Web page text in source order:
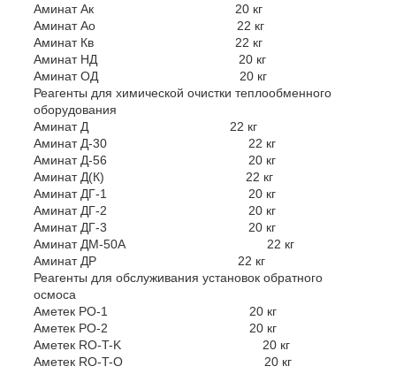
Аминат Ак 20 кг
Аминат Ао 22 кг
Аминат Кв 22 кг
Аминат НД 20 кг
Аминат ОД 20 кг
Реагенты для химической очистки теплообменного
оборудования
Аминат Д 22 кг
Аминат Д-30 22 кг
Аминат Д-56 20 кг
Аминат Д(К) 22 кг
Аминат ДГ-1 20 кг
Аминат ДГ-2 20 кг
Аминат ДГ-3 20 кг
Аминат ДМ-50А 22 кг
Аминат ДР 22 кг
Реагенты для обслуживания установок обратного
осмоса
Аметек РО-1 20 кг
Аметек РО-2 20 кг
Аметек RO-T-K 20 кг
Аметек RO-T-O 20 кг